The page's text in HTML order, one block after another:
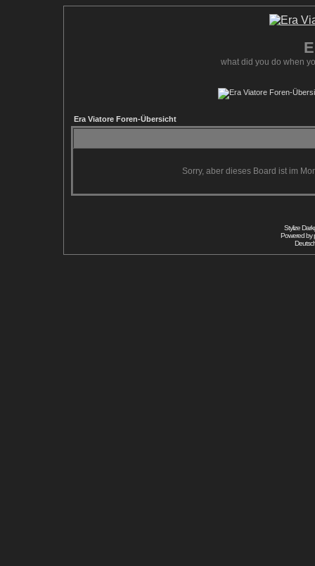
what did you do when
Era Viatore Foren-Übersicht
Sorry, aber dieses Board ist im
Stylize
Powered by